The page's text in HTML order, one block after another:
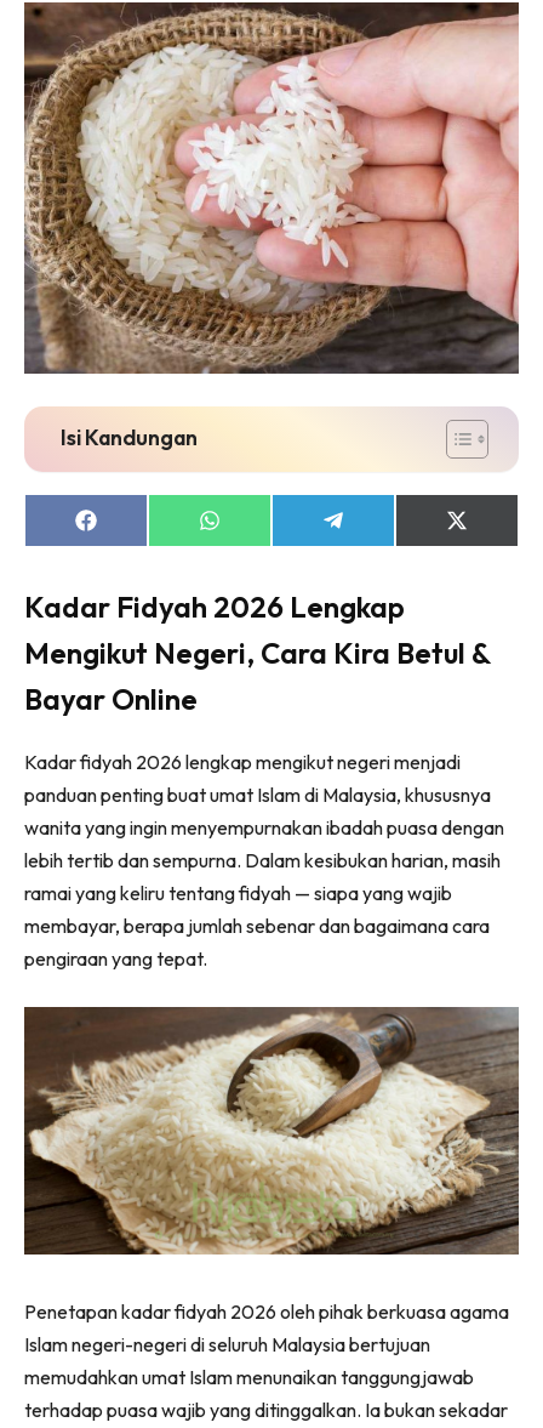
Isi Kandungan
Share
on
Share
on
Share
on
Share
on
Kadar Fidyah 2026 Lengkap
Mengikut Negeri, Cara Kira Betul &
Bayar Online
Kadar fidyah 2026 lengkap mengikut negeri menjadi
panduan penting buat umat Islam di Malaysia, khususnya
wanita yang ingin menyempurnakan ibadah puasa dengan
lebih tertib dan sempurna. Dalam kesibukan harian, masih
ramai yang keliru tentang fidyah — siapa yang wajib
membayar, berapa jumlah sebenar dan bagaimana cara
pengiraan yang tepat.
Penetapan kadar fidyah 2026 oleh pihak berkuasa agama
Islam negeri-negeri di seluruh Malaysia bertujuan
memudahkan umat Islam menunaikan tanggungjawab
terhadap puasa wajib yang ditinggalkan. Ia bukan sekadar